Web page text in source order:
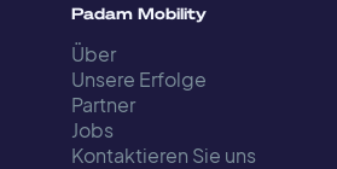
Padam Mobility
Über
Unsere Erfolge
Partner
Jobs
Kontaktieren Sie uns